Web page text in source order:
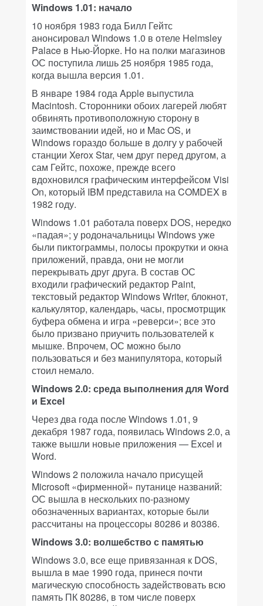
Windows 1.01: начало
10 ноября 1983 года Билл Гейтс
анонсировал Windows 1.0 в отеле Helmsley
Palace в Нью-Йорке. Но на полки магазинов
ОС поступила лишь 25 ноября 1985 года,
когда вышла версия 1.01.
В январе 1984 года Apple выпустила
Macintosh. Сторонники обоих лагерей любят
обвинять противоположную сторону в
заимствовании идей, но и Mac OS, и
Windows гораздо больше в долгу у рабочей
станции Xerox Star, чем друг перед другом, а
сам Гейтс, похоже, прежде всего
вдохновился графическим интерфейсом Visi
On, который IBM представила на COMDEX в
1982 году.
Windows 1.01 работала поверх DOS, нередко
«падая»; у родоначальницы Windows уже
были пиктограммы, полосы прокрутки и окна
приложений, правда, они не могли
перекрывать друг друга. В состав ОС
входили графический редактор Paint,
текстовый редактор Windows Writer, блокнот,
калькулятор, календарь, часы, просмотрщик
буфера обмена и игра «реверси»; все это
было призвано приучить пользователей к
мышке. Впрочем, ОС можно было
пользоваться и без манипулятора, который
стоил немало.
Windows 2.0: среда выполнения для Word
и Excel
Через два года после Windows 1.01, 9
декабря 1987 года, появилась Windows 2.0, а
также вышли новые приложения — Excel и
Word.
Windows 2 положила начало присущей
Microsoft «фирменной» путанице названий:
ОС вышла в нескольких по-разному
обозначенных вариантах, которые были
рассчитаны на процессоры 80286 и 80386.
Windows 3.0: волшебство с памятью
Windows 3.0, все еще привязанная к DOS,
вышла в мае 1990 года, принеся почти
магическую способность задействовать всю
память ПК 80286, в том числе поверх